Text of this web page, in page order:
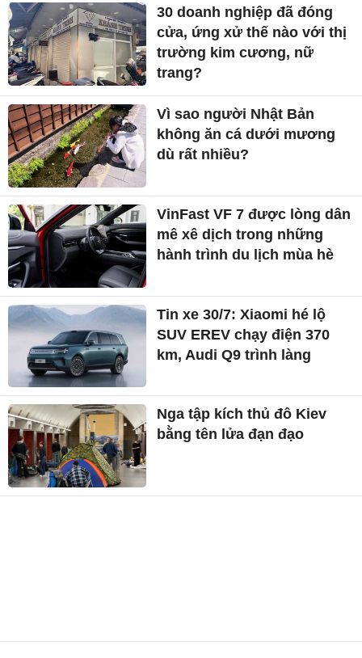
30 doanh nghiệp đã đóng
cửa, ứng xử thế nào với thị
trường kim cương, nữ
trang?
Vì sao người Nhật Bản
không ăn cá dưới mương
dù rất nhiều?
VinFast VF 7 được lòng dân
mê xê dịch trong những
hành trình du lịch mùa hè
Tin xe 30/7: Xiaomi hé lộ
SUV EREV chạy điện 370
km, Audi Q9 trình làng
Nga tập kích thủ đô Kiev
bằng tên lửa đạn đạo